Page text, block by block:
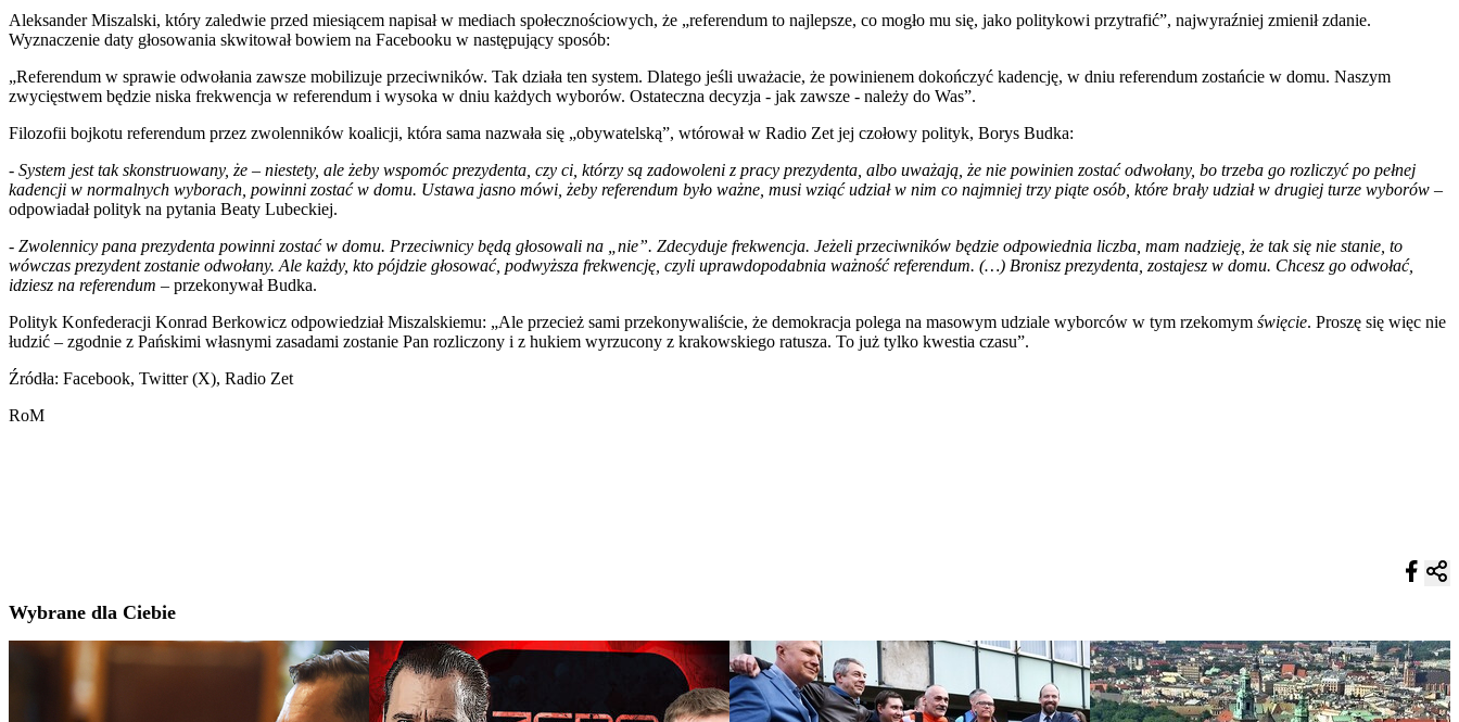
Aleksander Miszalski, który zaledwie przed miesiącem napisał w mediach społecznościowych, że „referendum to najlepsze, co mogło mu się, jako politykowi przytrafić”, najwyraźniej zmienił zdanie.
Wyznaczenie daty głosowania skwitował bowiem na Facebooku w następujący sposób:
„Referendum w sprawie odwołania zawsze mobilizuje przeciwników. Tak działa ten system. Dlatego jeśli uważacie, że powinienem dokończyć kadencję, w dniu referendum zostańcie w domu. Naszym
zwycięstwem będzie niska frekwencja w referendum i wysoka w dniu każdych wyborów. Ostateczna decyzja - jak zawsze - należy do Was”.
Filozofii bojkotu referendum przez zwolenników koalicji, która sama nazwała się „obywatelską”, wtórował w Radio Zet jej czołowy polityk, Borys Budka:
- System jest tak skonstruowany, że – niestety, ale żeby wspomóc prezydenta, czy ci, którzy są zadowoleni z pracy prezydenta, albo uważają, że nie powinien zostać odwołany, bo trzeba go rozliczyć po pełnej
kadencji w normalnych wyborach, powinni zostać w domu. Ustawa jasno mówi, żeby referendum było ważne, musi wziąć udział w nim co najmniej trzy piąte osób, które brały udział w drugiej turze wyborów –
odpowiadał polityk na pytania Beaty Lubeckiej.
- Zwolennicy pana prezydenta powinni zostać w domu. Przeciwnicy będą głosowali na „nie”. Zdecyduje frekwencja. Jeżeli przeciwników będzie odpowiednia liczba, mam nadzieję, że tak się nie stanie, to
wówczas prezydent zostanie odwołany. Ale każdy, kto pójdzie głosować, podwyższa frekwencję, czyli uprawdopodabnia ważność referendum. (…) Bronisz prezydenta, zostajesz w domu. Chcesz go odwołać,
idziesz na referendum – przekonywał Budka.
Polityk Konfederacji Konrad Berkowicz odpowiedział Miszalskiemu: „Ale przecież sami przekonywaliście, że demokracja polega na masowym udziale wyborców w tym rzekomym święcie. Proszę się więc nie
łudzić – zgodnie z Pańskimi własnymi zasadami zostanie Pan rozliczony i z hukiem wyrzucony z krakowskiego ratusza. To już tylko kwestia czasu”.
Źródła: Facebook, Twitter (X), Radio Zet
RoM
Wybrane dla Ciebie